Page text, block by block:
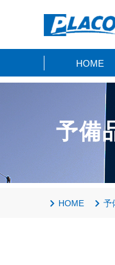
HOME
予備
HOME 予